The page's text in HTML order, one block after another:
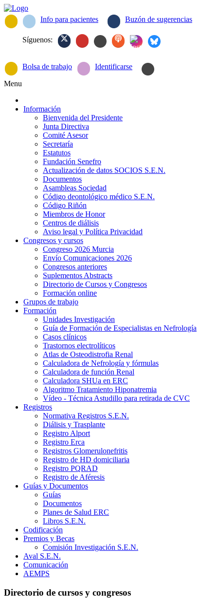
Info para pacientes Buzón de sugerencias
Síguenos:
Bolsa de trabajo Identificarse
Menu
Información
Bienvenida del Presidente
Junta Directiva
Comité Asesor
Secretaría
Estatutos
Fundación Senefro
Actualización de datos SOCIOS S.E.N.
Documentos
Asambleas Sociedad
Código deontológico médico S.E.N.
Código Riñón
Miembros de Honor
Centros de diálisis
Aviso legal y Política Privacidad
Congresos y cursos
Congreso 2026 Murcia
Envío Comunicaciones 2026
Congresos anteriores
Suplementos Abstracts
Directorio de Cursos y Congresos
Formación online
Grupos de trabajo
Formación
Unidades Investigación
Guía de Formación de Especialistas en Nefrología
Casos clínicos
Trastornos electrolíticos
Atlas de Osteodistrofia Renal
Calculadora de Nefrología y fórmulas
Calculadora de función Renal
Calculadora SHUa en ERC
Algoritmo Tratamiento Hiponatremia
Vídeo - Técnica Astudillo para retirada de CVC
Registros
Normativa Registros S.E.N.
Diálisis y Trasplante
Registro Alport
Registro Erca
Registros Glomerulonefritis
Registro de HD domiciliaria
Registro PQRAD
Registro de Aféresis
Guías y Documentos
Guías
Documentos
Planes de Salud ERC
Libros S.E.N.
Codificación
Premios y Becas
Comisión Investigación S.E.N.
Aval S.E.N.
Comunicación
AEMPS
Directorio de cursos y congresos